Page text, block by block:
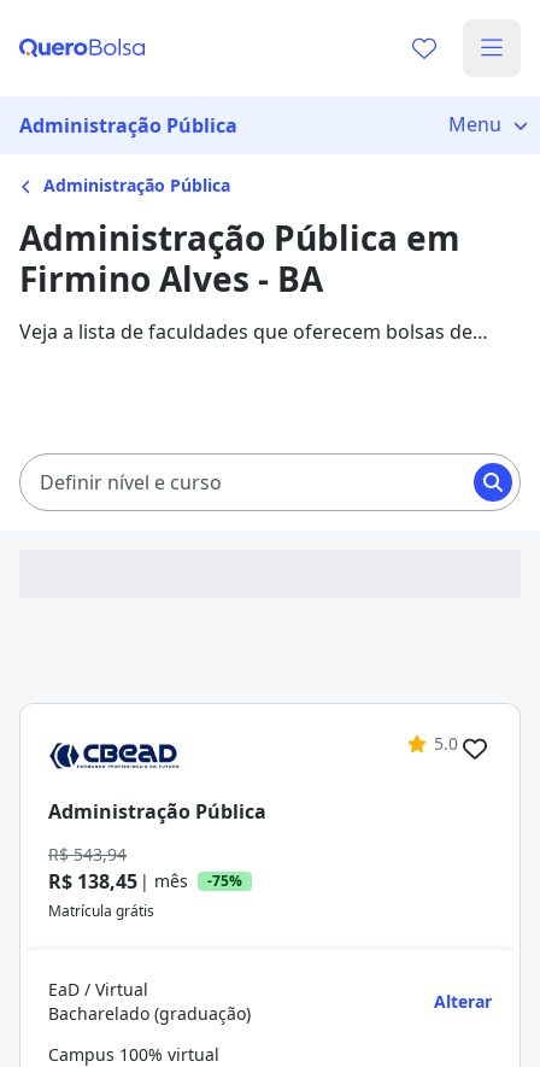
Administração Pública Menu
Administração Pública
Administração Pública em
Firmino Alves - BA
Veja a lista de faculdades que oferecem bolsas de
Definir nível e curso
5.0
Administração Pública
R$ 543,94
R$ 138,45 | mês
-75%
Matrícula grátis
EaD / Virtual
Bacharelado (graduação)
Alterar
Campus 100% virtual